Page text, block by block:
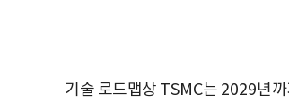
기술 로드맵상 TSMC는 2029년